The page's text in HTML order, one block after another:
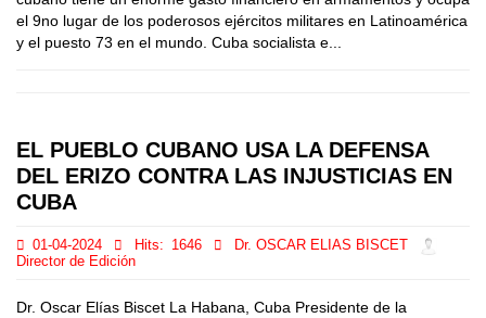
el 9no lugar de los poderosos ejércitos militares en Latinoamérica
y el puesto 73 en el mundo. Cuba socialista e...
EL PUEBLO CUBANO USA LA DEFENSA
DEL ERIZO CONTRA LAS INJUSTICIAS EN
CUBA
01-04-2024 Hits: 1646
Dr. OSCAR ELIAS BISCET
Director de Edición
Dr. Oscar Elías Biscet La Habana, Cuba Presidente de la